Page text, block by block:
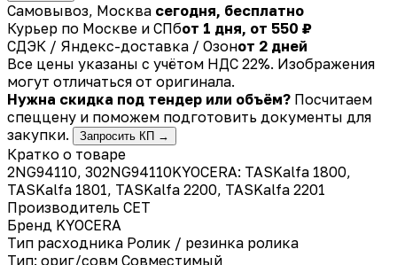
Самовывоз, Москва сегодня, бесплатно
Курьер по Москве и СПбот 1 дня, от 550 ₽
СДЭК / Яндекс-доставка / Озонот 2 дней
Все цены указаны с учётом НДС 22%. Изображения
могут отличаться от оригинала.
Нужна скидка под тендер или объём? Посчитаем
спеццену и поможем подготовить документы для
закупки.
Запросить КП →
Кратко о товаре
2NG94110, 302NG94110KYOCERA: TASKalfa 1800,
TASKalfa 1801, TASKalfa 2200, TASKalfa 2201
Производитель CET
Бренд KYOCERA
Тип расходника Ролик / резинка ролика
Тип: ориг/совм Совместимый